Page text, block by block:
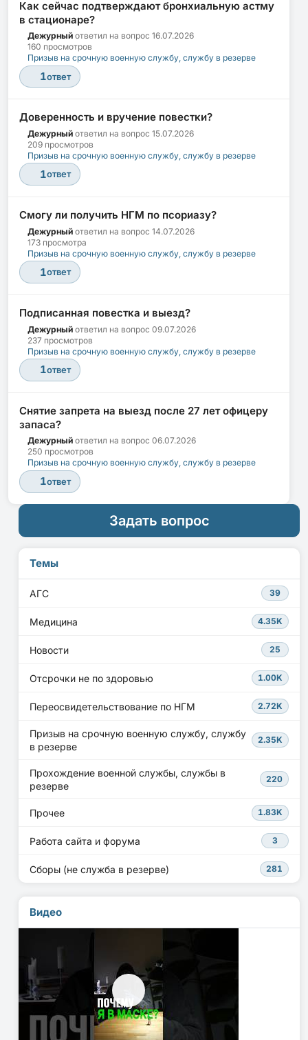
Как сейчас подтверждают бронхиальную астму
в стационаре?
Дежурный ответил на вопрос 16.07.2026
160 просмотров
Призыв на срочную военную службу, службу в резерве
1ответ
Доверенность и вручение повестки?
Дежурный ответил на вопрос 15.07.2026
209 просмотров
Призыв на срочную военную службу, службу в резерве
1ответ
Смогу ли получить НГМ по псориазу?
Дежурный ответил на вопрос 14.07.2026
173 просмотра
Призыв на срочную военную службу, службу в резерве
1ответ
Подписанная повестка и выезд?
Дежурный ответил на вопрос 09.07.2026
237 просмотров
Призыв на срочную военную службу, службу в резерве
1ответ
Снятие запрета на выезд после 27 лет офицеру
запаса?
Дежурный ответил на вопрос 06.07.2026
250 просмотров
Призыв на срочную военную службу, службу в резерве
1ответ
Задать вопрос
Темы
АГС 39
Медицина 4.35K
Новости 25
Отсрочки не по здоровью 1.00K
Переосвидетельствование по НГМ 2.72K
Призыв на срочную военную службу, службу
в резерве
2.35K
Прохождение военной службы, службы в
резерве
220
Прочее 1.83K
Работа сайта и форума 3
Сборы (не служба в резерве) 281
Видео